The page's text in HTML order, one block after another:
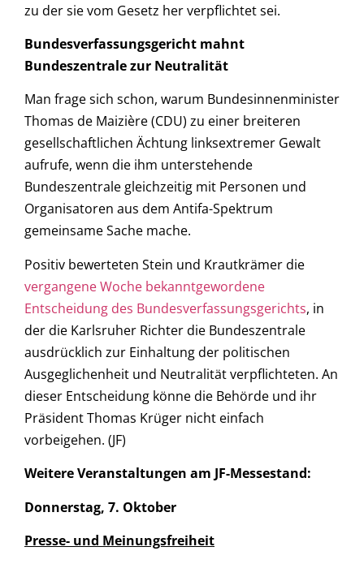
zu der sie vom Gesetz her verpflichtet sei.
Bundesverfassungsgericht mahnt
Bundeszentrale zur Neutralität
Man frage sich schon, warum Bundesinnenminister
Thomas de Maizière (CDU) zu einer breiteren
gesellschaftlichen Ächtung linksextremer Gewalt
aufrufe, wenn die ihm unterstehende
Bundeszentrale gleichzeitig mit Personen und
Organisatoren aus dem Antifa-Spektrum
gemeinsame Sache mache.
Positiv bewerteten Stein und Krautkrämer die
vergangene Woche bekanntgewordene
Entscheidung des Bundesverfassungsgerichts, in
der die Karlsruher Richter die Bundeszentrale
ausdrücklich zur Einhaltung der politischen
Ausgeglichenheit und Neutralität verpflichteten. An
dieser Entscheidung könne die Behörde und ihr
Präsident Thomas Krüger nicht einfach
vorbeigehen. (JF)
Weitere Veranstaltungen am JF-Messestand:
Donnerstag, 7. Oktober
Presse- und Meinungsfreiheit